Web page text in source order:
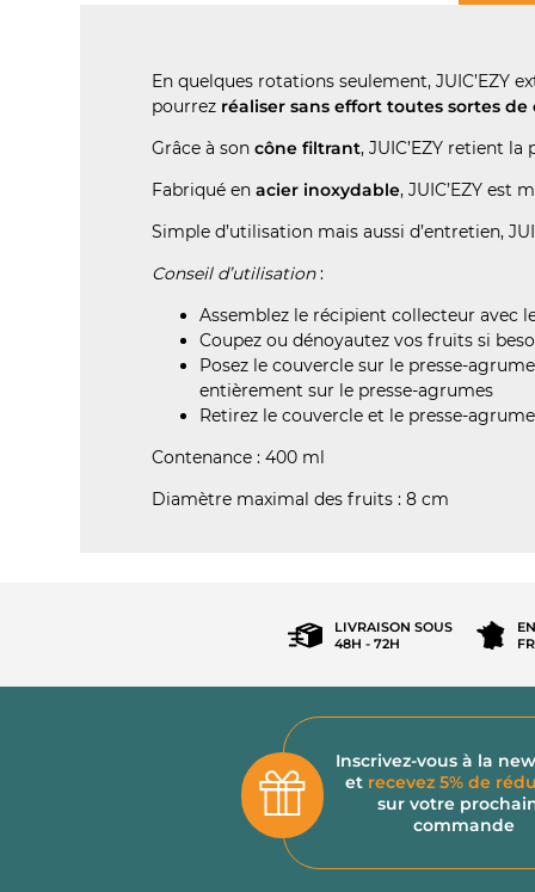
En quelques rotations seulement, JUIC’EZY
pourrez réaliser sans effort toutes sortes
Grâce à soncône filtrant, JUIC’EZY retient
Fabriqué enacier inoxydable, JUIC’EZY est
Simple d’utilisation mais aussi d’entretien,
Conseil d’utilisation:
Assemblez le récipient collecteur avec
Coupez ou dénoyautez vos fruits si
Posez le couvercle sur le presse-
entièrement sur le presse-agrumes
Retirez le couvercle et le presse-
Contenance : 400 ml
Diamètre maximal des fruits : 8 cm
LIVRAISON SOUS
48H - 72H
Inscrivez-vous à la
et recevez 5% de
sur votre
commande
On a attendu d'être sûrs que le contenu